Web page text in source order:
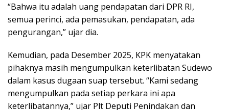
“Bahwa itu adalah uang pendapatan dari DPR RI,
semua perinci, ada pemasukan, pendapatan, ada
pengurangan,” ujar dia.
Kemudian, pada Desember 2025, KPK menyatakan
pihaknya masih mengumpulkan keterlibatan Sudewo
dalam kasus dugaan suap tersebut. “Kami sedang
mengumpulkan pada setiap perkara ini apa
keterlibatannya,” ujar Plt Deputi Penindakan dan